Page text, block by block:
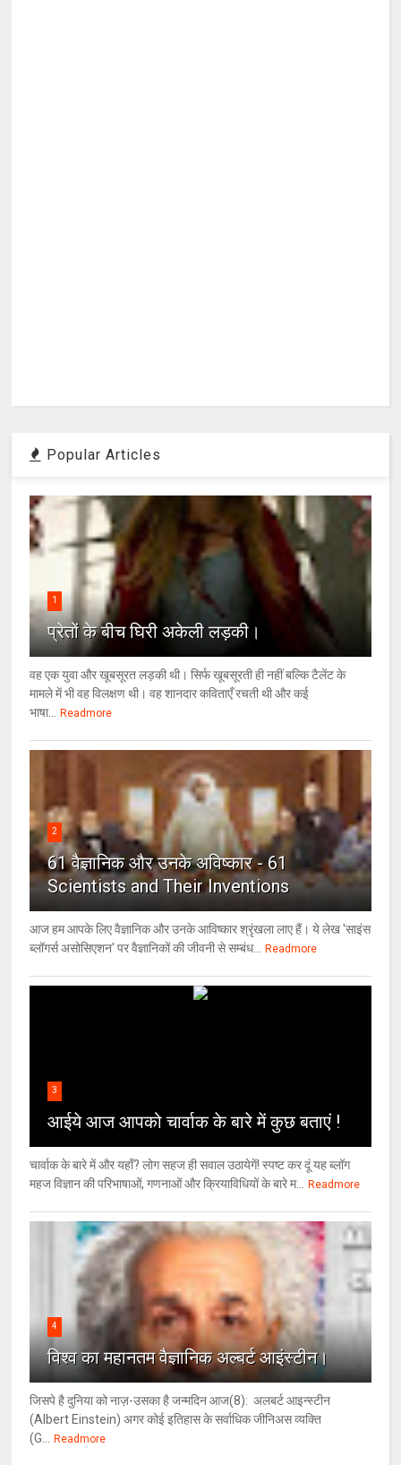
Popular Articles
1
प्रेतों के बीच घिरी अकेली लड़की।
वह एक युवा और खूबसूरत लड़की थी। सिर्फ खूबसूरती ही नहीं बल्कि टैलेंट के
मामले में भी वह विलक्षण थी। वह शानदार कविताएँ रचती थी और कई
भाषा...
Readmore
2
61 वैज्ञानिक और उनके अविष्कार - 61
Scientists and Their Inventions
आज हम आपके लिए वैज्ञानिक और उनके आविष्कार श्रृंखला लाए हैं। ये लेख 'साइंस
ब्लॉगर्स असोसिएशन' पर वैज्ञा‍निकों की जीवनी से सम्बंध...
Readmore
3
आईये आज आपको चार्वाक के बारे में कुछ बताएं !
चार्वाक के बारे में और यहाँ? लोग सहज ही सवाल उठायेगें! स्पष्ट कर दूं यह ब्लॉग
महज विज्ञान की परिभाषाओं, गणनाओं और क्रियाविधियों के बारे म...
Readmore
4
विश्‍व का महानतम वैज्ञानिक अल्बर्ट आइंस्टीन।
जिसपे है दुनिया को नाज़-उसका है जन्मदिन आज(8): अलबर्ट आइन्स्टीन
(Albert Einstein) अगर कोई इतिहास के सर्वाधिक जीनिअस व्यक्ति
(G...
Readmore